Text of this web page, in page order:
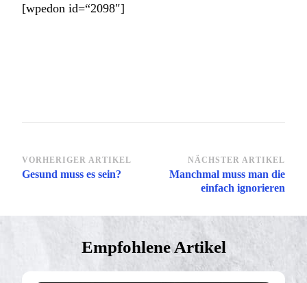
[wpedon id=“2098″]
Beitragsnavigation
VORHERIGER ARTIKEL
Gesund muss es sein?
NÄCHSTER ARTIKEL
Manchmal muss man die
einfach ignorieren
Empfohlene Artikel